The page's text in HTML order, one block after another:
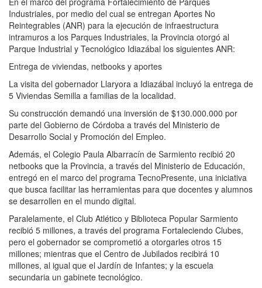
Industriales, por medio del cual se entregan Aportes No
Reintegrables (ANR) para la ejecución de infraestructura
intramuros a los Parques Industriales, la Provincia otorgó al
Parque Industrial y Tecnológico Idiazábal los siguientes ANR:
Entrega de viviendas, netbooks y aportes
La visita del gobernador Llaryora a Idiazábal incluyó la entrega de
5 Viviendas Semilla a familias de la localidad.
Su construcción demandó una inversión de $130.000.000 por
parte del Gobierno de Córdoba a través del Ministerio de
Desarrollo Social y Promoción del Empleo.
Además, el Colegio Paula Albarracín de Sarmiento recibió 20
netbooks que la Provincia, a través del Ministerio de Educación,
entregó en el marco del programa TecnoPresente, una iniciativa
que busca facilitar las herramientas para que docentes y alumnos
se desarrollen en el mundo digital.
Paralelamente, el Club Atlético y Biblioteca Popular Sarmiento
recibió 5 millones, a través del programa Fortaleciendo Clubes,
pero el gobernador se comprometió a otorgarles otros 15
millones; mientras que el Centro de Jubilados recibirá 10
millones, al igual que el Jardín de Infantes; y la escuela
secundaria un gabinete tecnológico.